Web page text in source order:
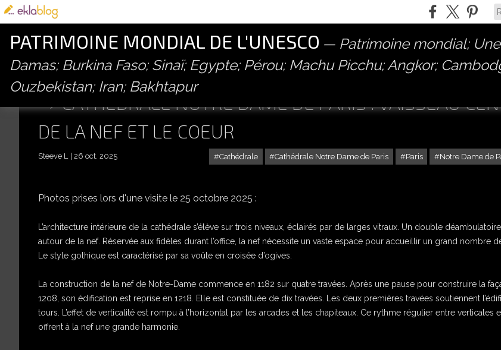
PATRIMOINE MONDIAL DE L'UNESCO
Patrimoine mondial;
Damas; Burkina Faso; Sinaï; Egypte; Pérou; Machu Picchu; Angkor;
Ouzbekistan; Iran; Bakhtapur
CATHÉDRALE NOTRE DAME DE PARIS : VAISSEAU
DE LA NEF ET LE COEUR
Cathédrale Cathédrale Notre Dame de Paris Paris Notre Dame de
Steeve L 26 oct. 2025
Photos prises lors d'une visite le 25 octobre 2025 :
L’architecture intérieure de la cathédrale s’élève sur trois niveaux, éclairés par de larges vitraux. Un double déambulatoire
autour de la nef. Réservée aux fidèles durant l’office, la nef nécessite un vaste espace pour accueillir un grand nombre
Le style gothique est caractérisé par sa voûte en croisée d’ogives.
La construction de la nef de Notre-Dame commence en 1182 sur quatre travées. Après une pause pour construire la
1208, son édification est reprise en 1218. Elle est constituée de dix travées. Les deux premières travées soutiennent
tours. L’effet de verticalité est rompu à l’horizontal par les arcades et les chapiteaux. Ce rythme régulier entre verticales
offrent à la nef une grande harmonie.